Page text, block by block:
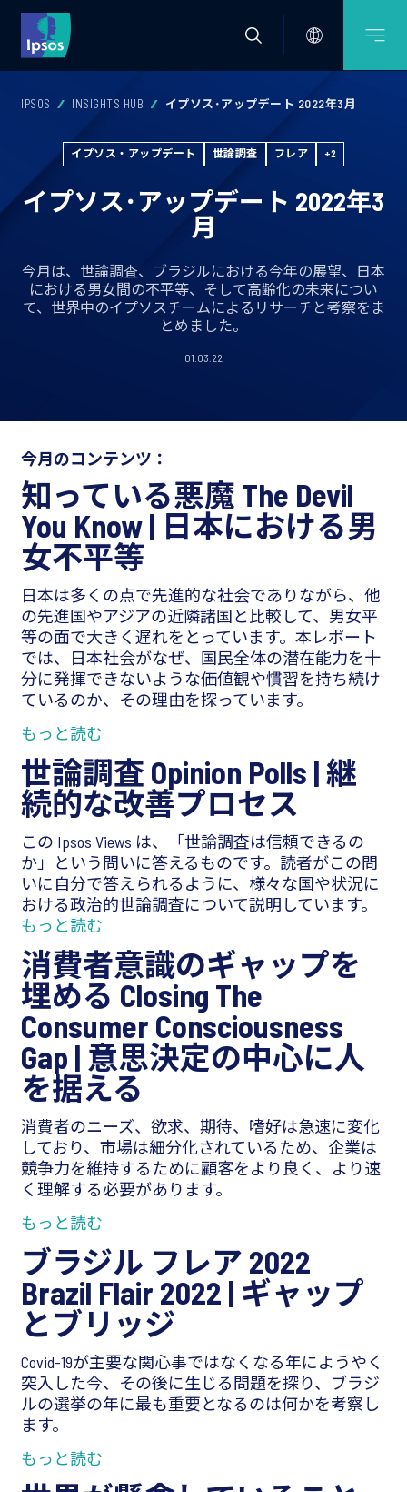
IPSOS INSIGHTS HUB イプソス･アップデート 2022年3月
イプソス・アップデート 世論調査 フレア +2
イプソス･アップデート 2022年3
月
今月は、世論調査、ブラジルにおける今年の展望、日本
における男女間の不平等、そして高齢化の未来につい
て、世界中のイプソスチームによるリサーチと考察をま
とめました。
01.03.22
今月のコンテンツ：
知っている悪魔 The Devil
You Know | 日本における男
女不平等
日本は多くの点で先進的な社会でありながら、他
の先進国やアジアの近隣諸国と比較して、男女平
等の面で大きく遅れをとっています。本レポート
では、日本社会がなぜ、国民全体の潜在能力を十
分に発揮できないような価値観や慣習を持ち続け
ているのか、その理由を探っています。
もっと読む
世論調査 Opinion Polls |継
続的な改善プロセス
この Ipsos Views は、「世論調査は信頼できるの
か」という問いに答えるものです。読者がこの問
いに自分で答えられるように、様々な国や状況に
おける政治的世論調査について説明しています。
もっと読む
消費者意識のギャップを
埋める Closing The
Consumer Consciousness
Gap | 意思決定の中心に人
を据える
消費者のニーズ、欲求、期待、嗜好は急速に変化
しており、市場は細分化されているため、企業は
競争力を維持するために顧客をより良く、より速
く理解する必要があります。
もっと読む
ブラジル フレア 2022
Brazil Flair 2022 | ギャップ
とブリッジ
Covid-19が主要な関心事ではなくなる年にようやく
突入した今、その後に生じる問題を探り、ブラジ
ルの選挙の年に最も重要となるのは何かを考察し
ます。
もっと読む